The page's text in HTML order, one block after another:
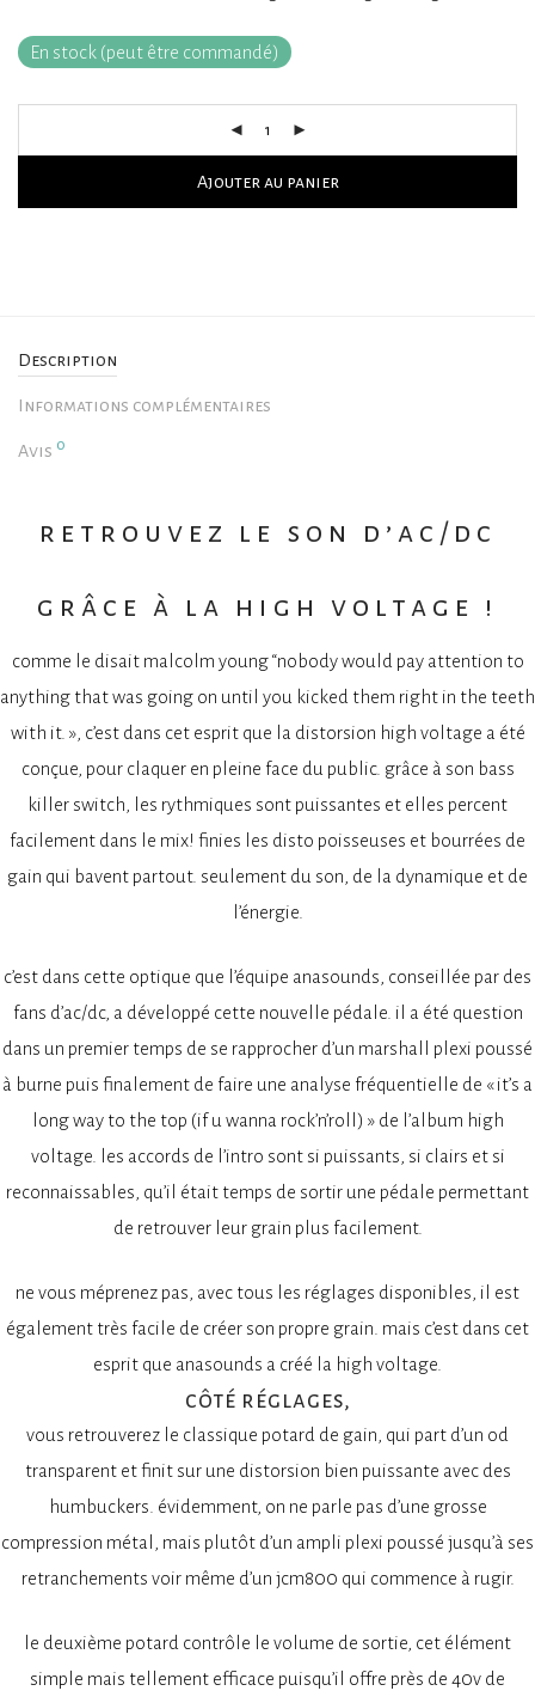
En stock (peut être commandé)
Ajouter au panier
Description
Informations complémentaires
Avis 0
retrouvez le son d’ac/dc
grâce à la high voltage !
comme le disait malcolm young “nobody would pay attention to
anything that was going on until you kicked them right in the teeth
with it. », c’est dans cet esprit que la distorsion high voltage a été
conçue, pour claquer en pleine face du public. grâce à son bass
killer switch, les rythmiques sont puissantes et elles percent
facilement dans le mix! finies les disto poisseuses et bourrées de
gain qui bavent partout. seulement du son, de la dynamique et de
l’énergie.
c’est dans cette optique que l’équipe anasounds, conseillée par des
fans d’ac/dc, a développé cette nouvelle pédale. il a été question
dans un premier temps de se rapprocher d’un marshall plexi poussé
à burne puis finalement de faire une analyse fréquentielle de « it’s a
long way to the top (if u wanna rock’n’roll) » de l’album high
voltage. les accords de l’intro sont si puissants, si clairs et si
reconnaissables, qu’il était temps de sortir une pédale permettant
de retrouver leur grain plus facilement.
ne vous méprenez pas, avec tous les réglages disponibles, il est
également très facile de créer son propre grain. mais c’est dans cet
esprit que anasounds a créé la high voltage.
côté réglages,
vous retrouverez le classique potard de gain, qui part d’un od
transparent et finit sur une distorsion bien puissante avec des
humbuckers. évidemment, on ne parle pas d’une grosse
compression métal, mais plutôt d’un ampli plexi poussé jusqu’à ses
retranchements voir même d’un jcm800 qui commence à rugir.
le deuxième potard contrôle le volume de sortie, cet élément
simple mais tellement efficace puisqu’il offre près de 40v de